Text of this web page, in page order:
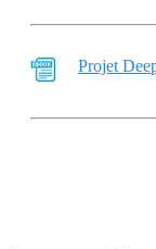
Projet